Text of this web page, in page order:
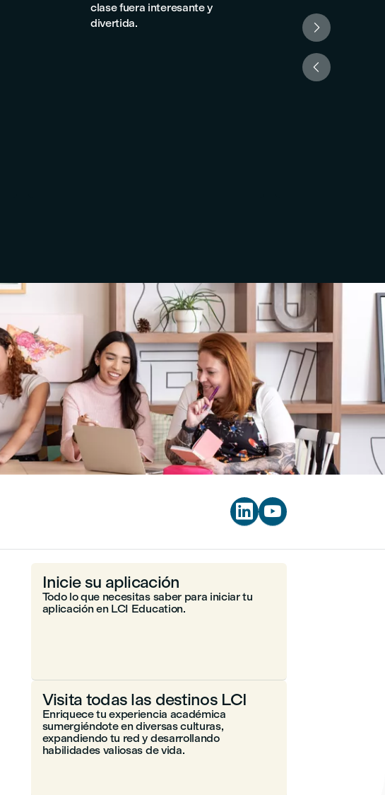
clase fuera interesante y
divertida.


 
Inicie su aplicación
Todo lo que necesitas saber para iniciar tu
aplicación en LCI Education.
Visita todas las destinos LCI
Enriquece tu experiencia académica
sumergiéndote en diversas culturas,
expandiendo tu red y desarrollando
habilidades valiosas de vida.